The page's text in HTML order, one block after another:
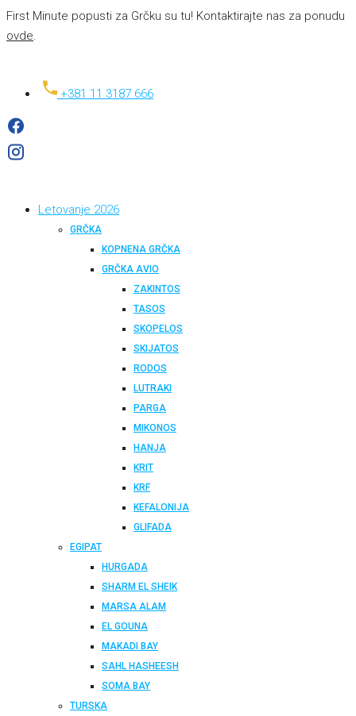
First Minute popusti za Grčku su tu! Kontaktirajte nas za ponudu
ovde.
+381 11 3187 666
Letovanje 2026
GRČKA
KOPNENA GRČKA
GRČKA AVIO
ZAKINTOS
TASOS
SKOPELOS
SKIJATOS
RODOS
LUTRAKI
PARGA
MIKONOS
HANJA
KRIT
KRF
KEFALONIJA
GLIFADA
EGIPAT
HURGADA
SHARM EL SHEIK
MARSA ALAM
EL GOUNA
MAKADI BAY
SAHL HASHEESH
SOMA BAY
TURSKA